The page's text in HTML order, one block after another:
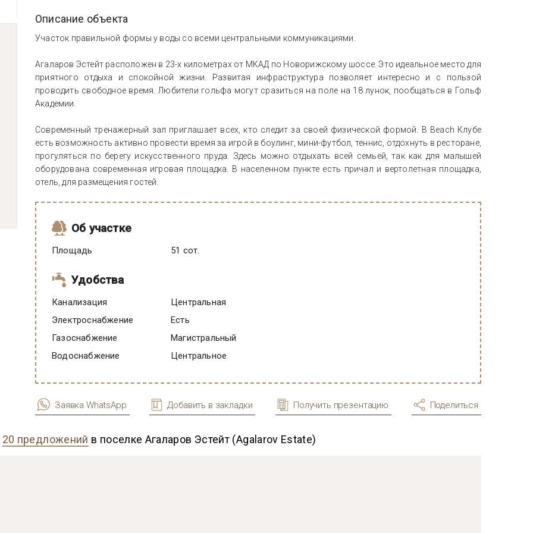
Описание объекта
Участок правильной формы у воды со всеми центральными коммуникациями.
Агаларов Эстейт расположен в 23-х километрах от МКАД по Новорижскому шоссе. Это идеальное место для
приятного отдыха и спокойной жизни. Развитая инфраструктура позволяет интересно и с пользой
проводить свободное время. Любители гольфа могут сразиться на поле на 18 лунок, пообщаться в Гольф
Академии.
Современный тренажерный зал приглашает всех, кто следит за своей физической формой. В Beach Клубе
есть возможность активно провести время за игрой в боулинг, мини-футбол, теннис, отдохнуть в ресторане,
прогуляться по берегу искусственного пруда. Здесь можно отдыхать всей семьей, так как для малышей
оборудована современная игровая площадка. В населенном пункте есть причал и вертолетная площадка,
отель, для размещения гостей.
Об участке
Площадь 51 сот.
Удобства
Канализация
Центральная
Электроснабжение
есть
Газоснабжение
Магистральный
Водоснабжение
Центральное
Заявка WhatsApp Добавить в закладки Получить презентацию Поделиться
20 предложений в поселке Агаларов Эстейт (Agalarov Estate)